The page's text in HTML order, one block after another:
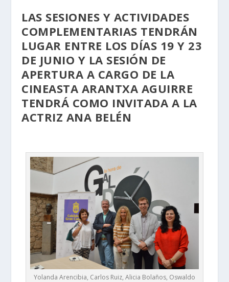
LAS SESIONES Y ACTIVIDADES
COMPLEMENTARIAS TENDRÁN
LUGAR ENTRE LOS DÍAS 19 Y 23
DE JUNIO Y LA SESIÓN DE
APERTURA A CARGO DE LA
CINEASTA ARANTXA AGUIRRE
TENDRÁ COMO INVITADA A LA
ACTRIZ ANA BELÉN
Yolanda Arencibia, Carlos Ruiz, Alicia Bolaños, Oswaldo